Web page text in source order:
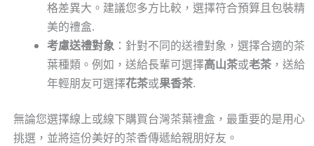
格差異大。建議您多方比較，選擇符合預算且包裝精
美的禮盒.
考慮送禮對象：針對不同的送禮對象，選擇合適的茶
葉種類。例如，送給長輩可選擇高山茶或老茶，送給
年輕朋友可選擇花茶或果香茶.
無論您選擇線上或線下購買台灣茶葉禮盒，最重要的是用心
挑選，並將這份美好的茶香傳遞給親朋好友。